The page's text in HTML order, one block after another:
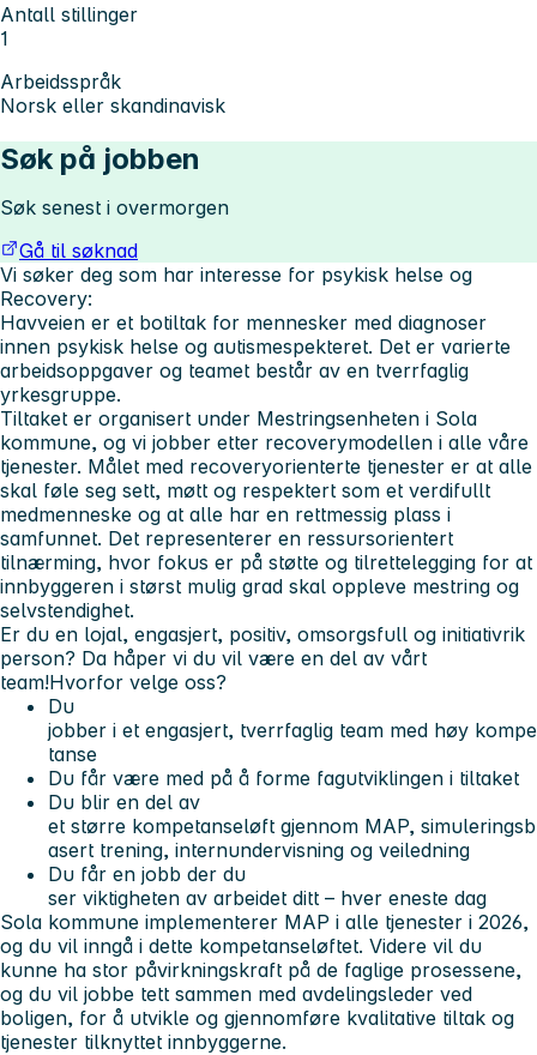
Antall stillinger
1
Arbeidsspråk
Norsk eller skandinavisk
Søk på jobben
Søk senest i overmorgen
Gå til søknad
Vi søker deg som har interesse for psykisk helse og
Recovery:
Havveien er et botiltak for mennesker med diagnoser
innen psykisk helse og autismespekteret. Det er varierte
arbeidsoppgaver og teamet består av en tverrfaglig
yrkesgruppe.
Tiltaket er organisert under Mestringsenheten i Sola
kommune, og vi jobber etter recoverymodellen i alle våre
tjenester. Målet med recoveryorienterte tjenester er at alle
skal føle seg sett, møtt og respektert som et verdifullt
medmenneske og at alle har en rettmessig plass i
samfunnet. Det representerer en ressursorientert
tilnærming, hvor fokus er på støtte og tilrettelegging for at
innbyggeren i størst mulig grad skal oppleve mestring og
selvstendighet.
Er du en lojal, engasjert, positiv, omsorgsfull og initiativrik
person? Da håper vi du vil være en del av vårt
team!Hvorfor velge oss?
Du
jobber i et engasjert, tverrfaglig team med høy kompe
tanse
Du får være med på å forme fagutviklingen i tiltaket
Du blir en del av
et større kompetanseløft gjennom MAP, simuleringsb
asert trening, internundervisning og veiledning
Du får en jobb der du
ser viktigheten av arbeidet ditt – hver eneste dag
Sola kommune implementerer MAP i alle tjenester i 2026,
og du vil inngå i dette kompetanseløftet. Videre vil du
kunne ha stor påvirkningskraft på de faglige prosessene,
og du vil jobbe tett sammen med avdelingsleder ved
boligen, for å utvikle og gjennomføre kvalitative tiltak og
tjenester tilknyttet innbyggerne.